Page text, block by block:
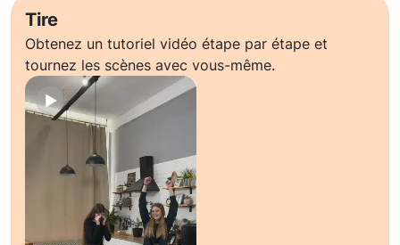
Tire
Obtenez un tutoriel vidéo étape par étape et
tournez les scènes avec vous-même.